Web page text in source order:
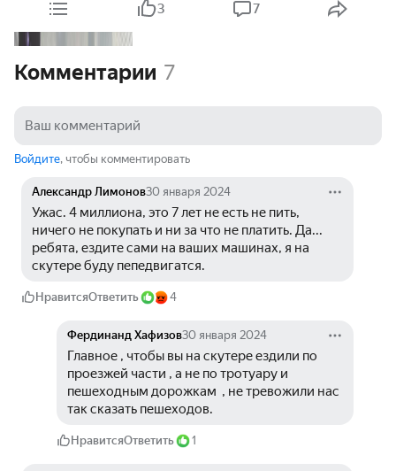
3 7
Комментарии 7
Войдите, чтобы комментировать
Александр Лимонов30 января 2024
Ужас. 4 миллиона, это 7 лет не есть не пить,
ничего не покупать и ни за что не платить. Да...
ребята, ездите сами на ваших машинах, я на
скутере буду пепедвигатся.
НравитсяОтветить 4
Фердинанд Хафизов30 января 2024
Главное , чтобы вы на скутере ездили по
проезжей части , а не по тротуару и
пешеходным дорожкам  , не тревожили нас
так сказать пешеходов.
НравитсяОтветить 1